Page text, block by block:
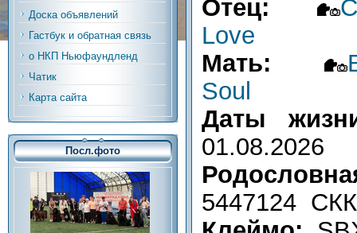
Доска объявлений
Гастбук и обратная связь
о НКП Ньюфаундленд
Чатик
Карта сайта
Посл.фото
Отец:
Love
Мать:
Soul
Даты
01.08.2026
5447124